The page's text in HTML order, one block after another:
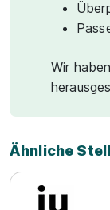
Wir
Ähnliche